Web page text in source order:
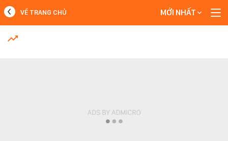
MỚI NHẤT
VỀ TRANG CHỦ MỚI NHẤT